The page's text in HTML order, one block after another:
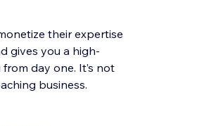
their expertise
gives you a high-
day one. It’s not
business.